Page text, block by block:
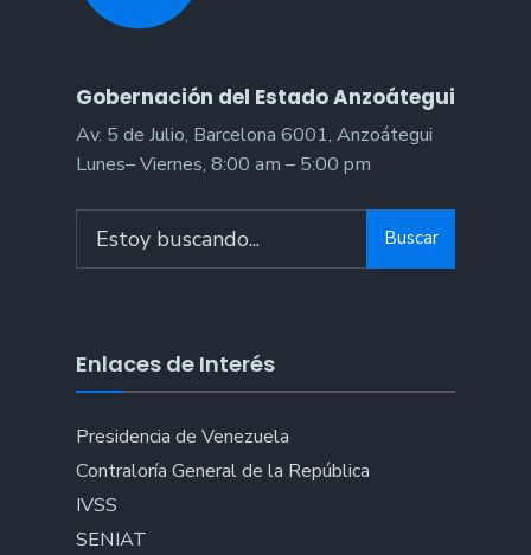
Gobernación del Estado Anzoátegui
Av. 5 de Julio, Barcelona 6001, Anzoátegui
Lunes– Viernes, 8:00 am – 5:00 pm
for:
Buscar
Enlaces de Interés
Presidencia de Venezuela
Contraloría General de la República
IVSS
SENIAT